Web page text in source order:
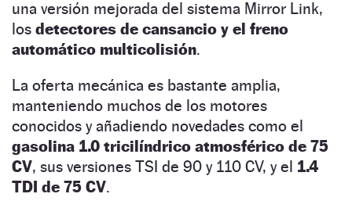
una versión mejorada del sistema Mirror Link,
los detectores de cansancio y el freno
automático multicolisión.
La oferta mecánica es bastante amplia,
manteniendo muchos de los motores
conocidos y añadiendo novedades como el
gasolina 1.0 tricilíndrico atmosférico de 75
CV, sus versiones TSI de 90 y 110 CV, y el 1.4
TDI de 75 CV.